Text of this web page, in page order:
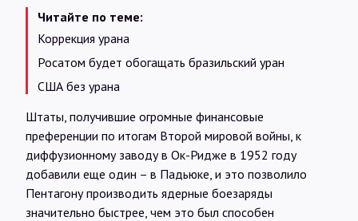
Читайте по теме:
Коррекция урана
Росатом будет обогащать бразильский уран
США без урана
Штаты, получившие огромные финансовые
преференции по итогам Второй мировой войны, к
диффузионному заводу в Ок-Ридже в 1952 году
добавили еще один – в Падьюке, и это позволило
Пентагону производить ядерные боезаряды
значительно быстрее, чем это был способен